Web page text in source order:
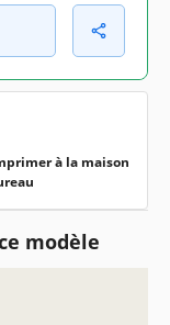
à la maison
modèle